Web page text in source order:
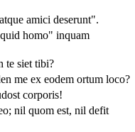
amici deserunt".
homo" inquam
te siet tibi?
me ex eodem ortum loco?
corporis!
nil quom est, nil defit